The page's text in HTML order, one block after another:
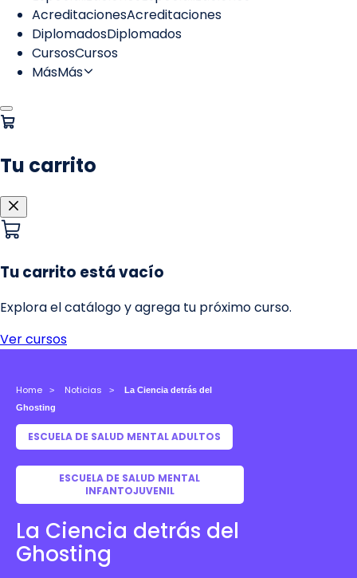
Home Noticias
La Ciencia detrás del
Ghosting
ESCUELA DE SALUD MENTAL ADULTOS
ESCUELA DE SALUD MENTAL
INFANTOJUVENIL
La Ciencia detrás del
Ghosting